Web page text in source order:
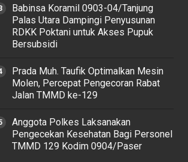
‎Babinsa Koramil 0903-04/Tanjung
Palas Utara Dampingi Penyusunan
RDKK Poktani untuk Akses Pupuk
Bersubsidi
Prada Muh. Taufik Optimalkan Mesin
Molen, Percepat Pengecoran Rabat
Jalan TMMD ke-129
Anggota Polkes Laksanakan
Pengecekan Kesehatan Bagi Personel
TMMD 129 Kodim 0904/Paser